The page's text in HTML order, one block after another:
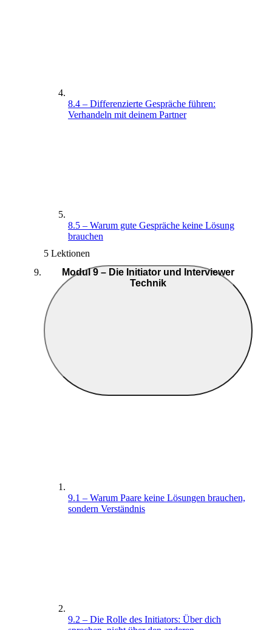
8.4 – Differenzierte Gespräche führen:
Verhandeln mit deinem Partner
8.5 – Warum gute Gespräche keine Lösung
brauchen
5 Lektionen
Modul 9 – Die Initiator und Interviewer
Technik
9.1 – Warum Paare keine Lösungen brauchen,
sondern Verständnis
9.2 – Die Rolle des Initiators: Über dich